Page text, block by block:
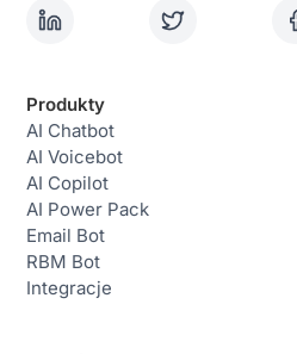
Produkty
AI Chatbot
AI Voicebot
AI Copilot
AI Power Pack
Email Bot
RBM Bot
Integracje